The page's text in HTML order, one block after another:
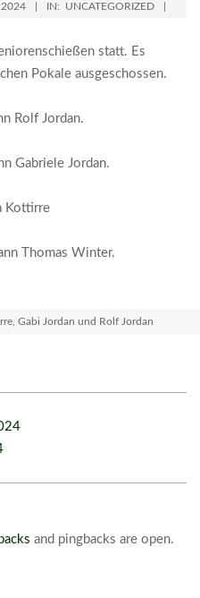
2024 IN: UNCATEGORIZED
statt. Es
Pokale ausgeschossen.
Rolf Jordan.
Gabriele Jordan.
Kottirre
Thomas Winter.
Gabi Jordan und Rolf Jordan
and pingbacks are open.